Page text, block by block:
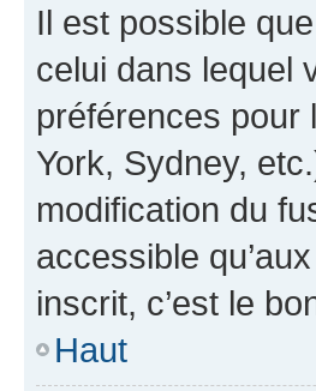
Il est possible
celui dans lequel
préférences pour
York, Sydney,
modification du
accessible
inscrit, c’est le
Haut